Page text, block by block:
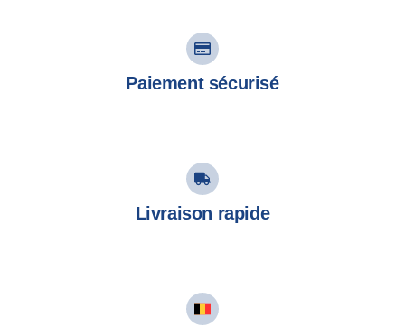
Paiement sécurisé
Livraison rapide